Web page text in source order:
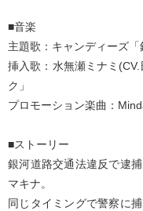
■音楽
主題歌：キャンディーズ「
挿入歌：水無瀬ミナミ
ク」
プロモーション楽曲：
■ストーリー
銀河道路交通法違反で逮
マキナ。
同じタイミングで警察に